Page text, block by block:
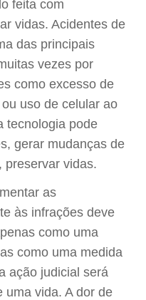
feita com
vidas. Acidentes de
das principais
vezes por
como excesso de
uso de celular ao
tecnologia pode
gerar mudanças de
preservar vidas.
as
às infrações deve
como uma
como uma medida
ação judicial será
uma vida. A dor de